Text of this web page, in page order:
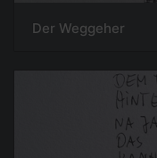
Der Weggeher